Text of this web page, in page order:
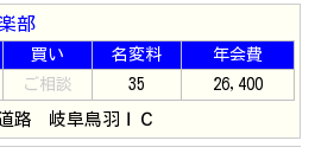
部
買い 名変料
年会費
ご相談 35 26,400
路 岐阜鳥羽ＩＣ